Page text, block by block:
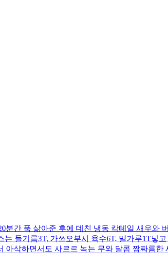
간 푹 삶아준 후에 데친 냉동 칵테일 새우와
들기름3T, 가쓰오부시 육수6T, 밀가루1T넣
삭하면서도 사르르 녹는 무와 달콤 짭짜름